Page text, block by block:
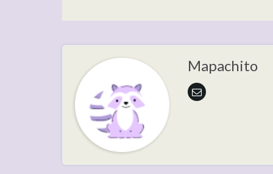
Mapachito